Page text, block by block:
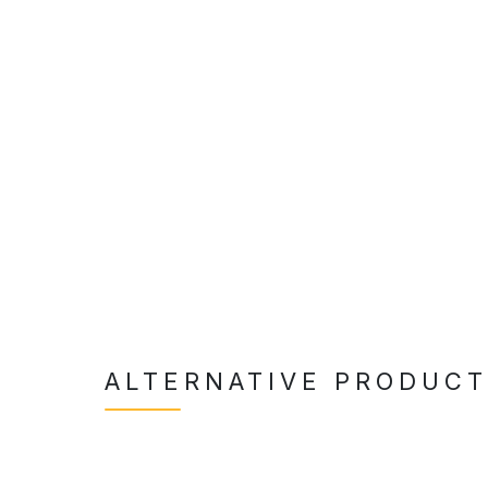
ALTERNATIVE